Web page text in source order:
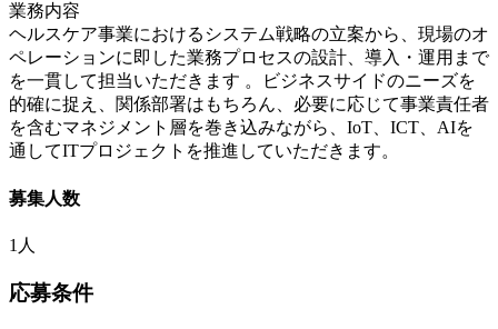
業務内容
ヘルスケア事業におけるシステム戦略の立案から、現場のオ
ペレーションに即した業務プロセスの設計、導入・運用まで
を一貫して担当いただきます 。ビジネスサイドのニーズを
的確に捉え、関係部署はもちろん、必要に応じて事業責任者
を含むマネジメント層を巻き込みながら、IoT、ICT、AIを
通してITプロジェクトを推進していただきます。
募集人数
1人
応募条件